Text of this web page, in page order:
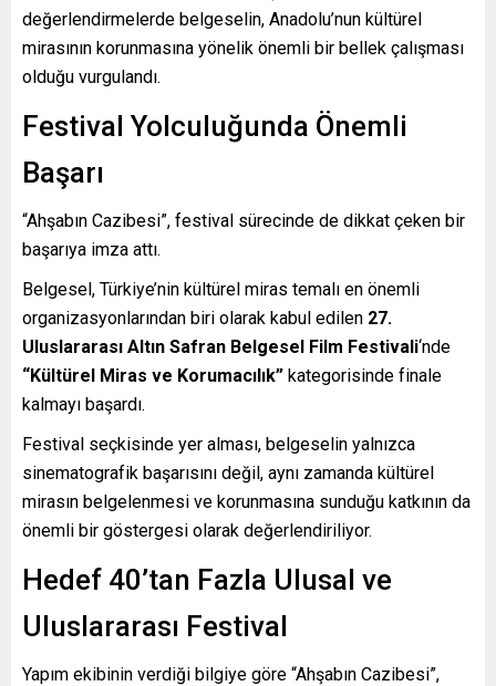
değerlendirmelerde belgeselin, Anadolu’nun kültürel
mirasının korunmasına yönelik önemli bir bellek çalışması
olduğu vurgulandı.
Festival Yolculuğunda Önemli
Başarı
“Ahşabın Cazibesi”, festival sürecinde de dikkat çeken bir
başarıya imza attı.
Belgesel, Türkiye’nin kültürel miras temalı en önemli
organizasyonlarından biri olarak kabul edilen 27.
Uluslararası Altın Safran Belgesel Film Festivali‘nde
“Kültürel Miras ve Korumacılık” kategorisinde finale
kalmayı başardı.
Festival seçkisinde yer alması, belgeselin yalnızca
sinematografik başarısını değil, aynı zamanda kültürel
mirasın belgelenmesi ve korunmasına sunduğu katkının da
önemli bir göstergesi olarak değerlendiriliyor.
Hedef 40’tan Fazla Ulusal ve
Uluslararası Festival
Yapım ekibinin verdiği bilgiye göre “Ahşabın Cazibesi”,